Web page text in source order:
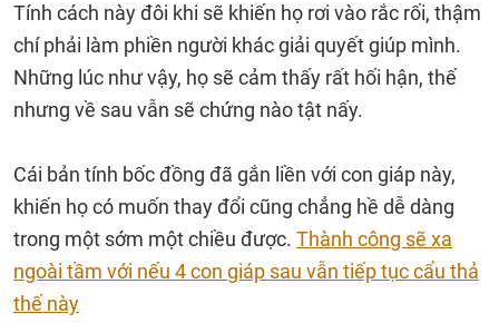
Tính cách này đôi khi sẽ khiến họ rơi vào rắc rối, thậm
chí phải làm phiền người khác giải quyết giúp mình.
Những lúc như vậy, họ sẽ cảm thấy rất hối hận, thế
nhưng về sau vẫn sẽ chứng nào tật nấy.
Cái bản tính bốc đồng đã gắn liền với con giáp này,
khiến họ có muốn thay đổi cũng chẳng hề dễ dàng
trong một sớm một chiều được. Thành công sẽ xa
ngoài tầm với nếu 4 con giáp sau vẫn tiếp tục cẩu thả
thế này